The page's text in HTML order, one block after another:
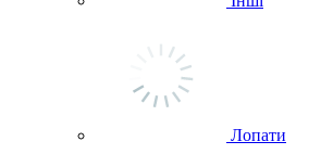
Лопати